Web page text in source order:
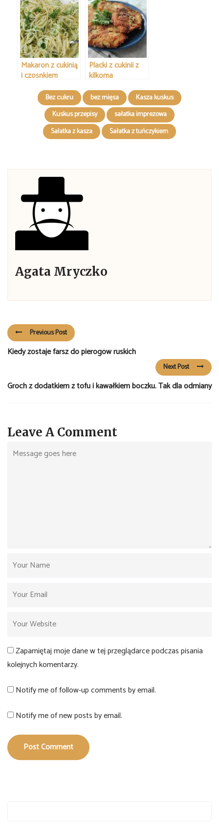
Makaron z cukinią
i czosnkiem
Placki z cukinii z
kilkoma
Bez cukru bez mięsa
Kasza kuskus
Kuskus przepisy
sałatka imprezowa
Salatka z kasza
Sałatka z tuńczykiem
Agata Mryczko
Previous Post
Kiedy zostaje farsz do pierogów ruskich
Next Post
Groch z dodatkiem z tofu i kawałkiem boczku. Tak dla odmiany
Leave A Comment
Zapamiętaj moje dane w tej przeglądarce podczas pisania
kolejnych komentarzy.
Notify me of follow-up comments by email.
Notify me of new posts by email.
Post Comment